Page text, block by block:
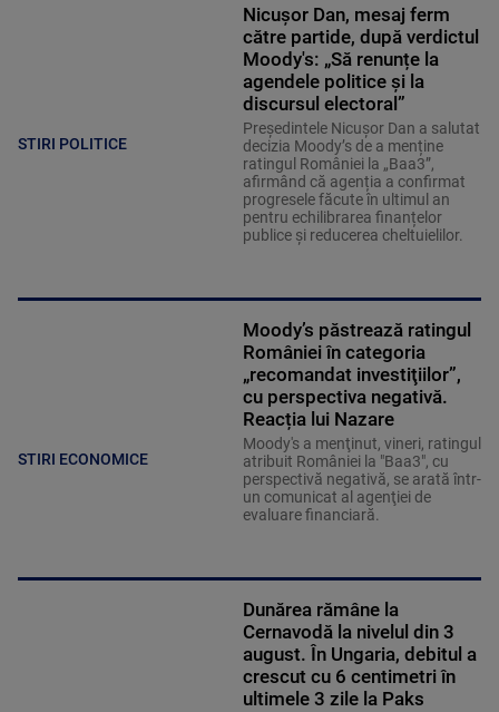
STIRI POLITICE
Nicușor Dan, mesaj ferm
către partide, după verdictul
Moody's: „Să renunțe la
agendele politice şi la
discursul electoral”
Președintele Nicușor Dan a salutat
decizia Moody’s de a menține
ratingul României la „Baa3”,
afirmând că agenția a confirmat
progresele făcute în ultimul an
pentru echilibrarea finanțelor
publice și reducerea cheltuielilor.
STIRI ECONOMICE
Moody’s păstrează ratingul
României în categoria
„recomandat investiţiilor”,
cu perspectiva negativă.
Reacția lui Nazare
Moody's a menţinut, vineri, ratingul
atribuit României la "Baa3", cu
perspectivă negativă, se arată într-
un comunicat al agenţiei de
evaluare financiară.
Dunărea rămâne la
Cernavodă la nivelul din 3
august. În Ungaria, debitul a
crescut cu 6 centimetri în
ultimele 3 zile la Paks